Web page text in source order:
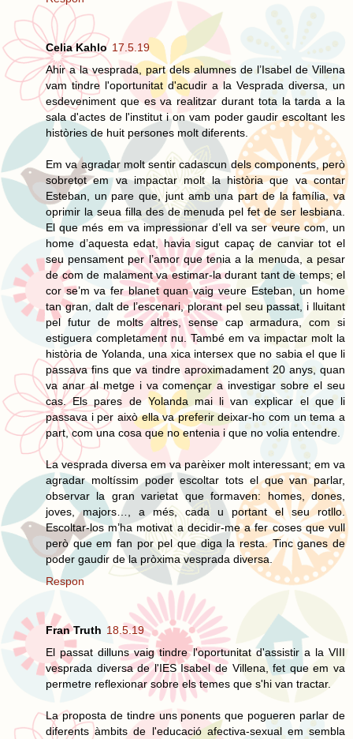
Celia Kahlo 17.5.19
Ahir a la vesprada, part dels alumnes de l’Isabel de Villena
vam tindre l'oportunitat d'acudir a la Vesprada diversa, un
esdeveniment que es va realitzar durant tota la tarda a la
sala d'actes de l'institut i on vam poder gaudir escoltant les
històries de huit persones molt diferents.
Em va agradar molt sentir cadascun dels components, però
sobretot em va impactar molt la història que va contar
Esteban, un pare que, junt amb una part de la família, va
oprimir la seua filla des de menuda pel fet de ser lesbiana.
El que més em va impressionar d’ell va ser veure com, un
home d’aquesta edat, havia sigut capaç de canviar tot el
seu pensament per l’amor que tenia a la menuda, a pesar
de com de malament va estimar-la durant tant de temps; el
cor se’m va fer blanet quan vaig veure Esteban, un home
tan gran, dalt de l’escenari, plorant pel seu passat, i lluitant
pel futur de molts altres, sense cap armadura, com si
estiguera completament nu. També em va impactar molt la
història de Yolanda, una xica intersex que no sabia el que li
passava fins que va tindre aproximadament 20 anys, quan
va anar al metge i va començar a investigar sobre el seu
cas. Els pares de Yolanda mai li van explicar el que li
passava i per això ella va preferir deixar-ho com un tema a
part, com una cosa que no entenia i que no volia entendre.
La vesprada diversa em va parèixer molt interessant; em va
agradar moltíssim poder escoltar tots el que van parlar,
observar la gran varietat que formaven: homes, dones,
joves, majors…, a més, cada u portant el seu rotllo.
Escoltar-los m’ha motivat a decidir-me a fer coses que vull
però que em fan por pel que diga la resta. Tinc ganes de
poder gaudir de la pròxima vesprada diversa.
Respon
Fran Truth 18.5.19
El passat dilluns vaig tindre l'oportunitat d'assistir a la VIII
vesprada diversa de l'IES Isabel de Villena, fet que em va
permetre reflexionar sobre els temes que s'hi van tractar.
La proposta de tindre uns ponents que pogueren parlar de
diferents àmbits de l'educació afectiva-sexual em sembla